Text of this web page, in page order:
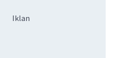
Iklan